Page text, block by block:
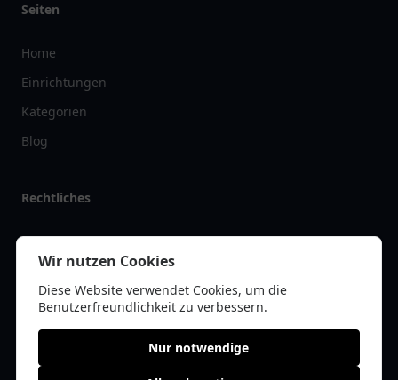
Seiten
Home
Einrichtungen
Kategorien
Blog
Rechtliches
Impressum
Datenschutz
Kontakt
Wir nutzen Cookies
Diese Website verwendet Cookies, um die
Benutzerfreundlichkeit zu verbessern.
Nur notwendige